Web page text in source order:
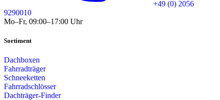
+49 (0) 2056
9290010
Mo–Fr, 09:00–17:00 Uhr
Sortiment
Dachboxen
Fahrradträger
Schneeketten
Fahrradschlösser
Dachträger-Finder